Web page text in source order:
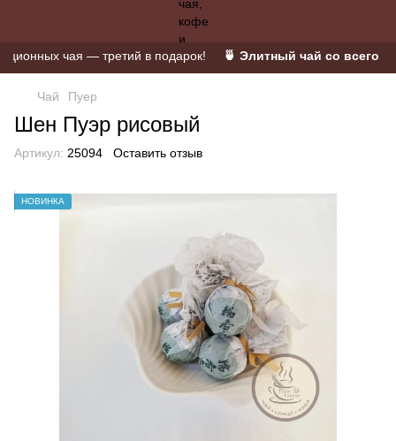
чая — третий в подарок! 🍵 Элитный чай со всего
Чай Пуер
Шен Пуэр рисовый
Артикул: 25094 Оставить отзыв
НОВИНКА